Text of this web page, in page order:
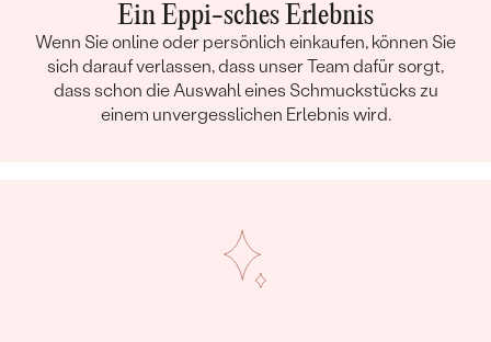
Ein Eppi-sches Erlebnis
Wenn Sie online oder persönlich einkaufen, können Sie
sich darauf verlassen, dass unser Team dafür sorgt,
dass schon die Auswahl eines Schmuckstücks zu
einem unvergesslichen Erlebnis wird.